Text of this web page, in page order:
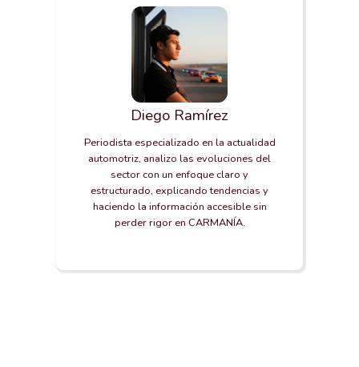
Diego Ramírez
Periodista especializado en la actualidad
automotriz, analizo las evoluciones del
sector con un enfoque claro y
estructurado, explicando tendencias y
haciendo la información accesible sin
perder rigor en CARMANÍA.